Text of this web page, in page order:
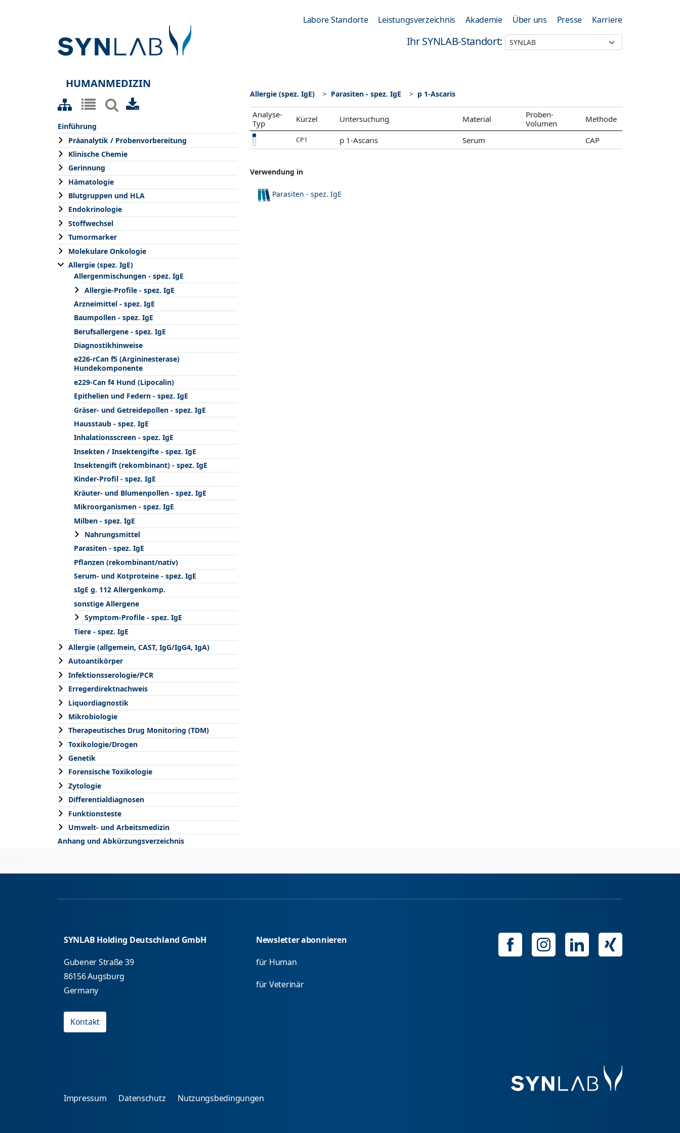
Labore Standorte Leistungsverzeichnis Akademie Über uns Presse Karriere
Ihr SYNLAB-Standort:
HUMANMEDIZIN
Einführung
Präanalytik / Probenvorbereitung
Klinische Chemie
Gerinnung
Hämatologie
Blutgruppen und HLA
Endokrinologie
Stoffwechsel
Tumormarker
Molekulare Onkologie
Allergie (spez. IgE)
Allergenmischungen - spez. IgE
Allergie-Profile - spez. IgE
Arzneimittel - spez. IgE
Baumpollen - spez. IgE
Berufsallergene - spez. IgE
Diagnostikhinweise
e226-rCan f5 (Argininesterase)
Hundekomponente
e229-Can f4 Hund (Lipocalin)
Epithelien und Federn - spez. IgE
Gräser- und Getreidepollen - spez. IgE
Hausstaub - spez. IgE
Inhalationsscreen - spez. IgE
Insekten / Insektengifte - spez. IgE
Insektengift (rekombinant) - spez. IgE
Kinder-Profil - spez. IgE
Kräuter- und Blumenpollen - spez. IgE
Mikroorganismen - spez. IgE
Milben - spez. IgE
Nahrungsmittel
Parasiten - spez. IgE
Pflanzen (rekombinant/nativ)
Serum- und Kotproteine - spez. IgE
sIgE g. 112 Allergenkomp.
sonstige Allergene
Symptom-Profile - spez. IgE
Tiere - spez. IgE
Allergie (allgemein, CAST, IgG/IgG4, IgA)
Autoantikörper
Infektionsserologie/PCR
Erregerdirektnachweis
Liquordiagnostik
Mikrobiologie
Therapeutisches Drug Monitoring (TDM)
Toxikologie/Drogen
Genetik
Forensische Toxikologie
Zytologie
Differentialdiagnosen
Funktionsteste
Umwelt- und Arbeitsmedizin
Anhang und Abkürzungsverzeichnis
Allergie (spez. IgE) Parasiten - spez. IgE p 1-Ascaris
Analyse-
Typ
Kürzel Untersuchung Material
Proben-
Volumen
Methode
CP1 p 1-Ascaris Serum CAP
Verwendung in
Parasiten - spez. IgE
2026-08-07
SYNLAB Holding Deutschland GmbH
Gubener Straße 39
86156 Augsburg
Germany
Kontakt
Newsletter abonnieren
für Human
für Veterinär
Impressum Datenschutz Nutzungsbedingungen